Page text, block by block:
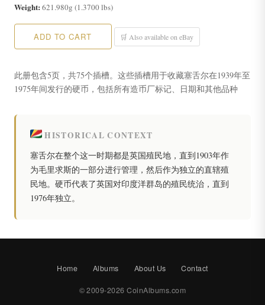
Weight:621.980g (1.3700 lbs)
ADD TO CART 🛒 Also available on eBay
此册包含5页，共75个插槽。这些插槽用于收藏塞舌尔在1939年至
1975年间发行的硬币，包括所有造币厂标记、日期和其他品种
HISTORICAL CONTEXT
塞舌尔在整个这一时期都是英国殖民地，直到1903年作
为毛里求斯的一部分进行管理，然后作为独立的直辖殖
民地。硬币代表了英国对印度洋群岛的殖民统治，直到
1976年独立。
Home Albums About Us Contact
© 2009-2026 CoinAlbums.com